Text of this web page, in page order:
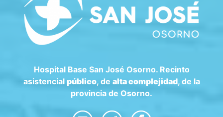
Hospital Base San José Osorno. Recinto
asistencial público, de alta complejidad, de la
provincia de Osorno.